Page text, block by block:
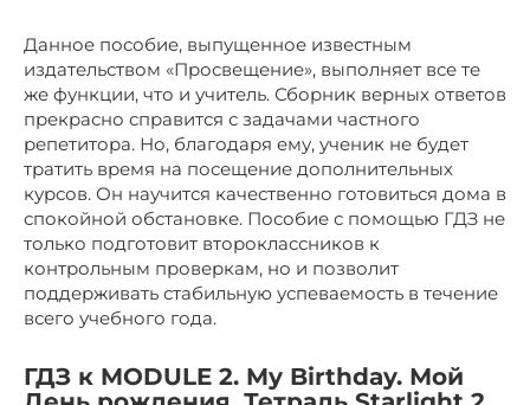
Данное пособие, выпущенное известным
издательством «Просвещение», выполняет все те
же функции, что и учитель. Сборник верных ответов
прекрасно справится с задачами частного
репетитора. Но, благодаря ему, ученик не будет
тратить время на посещение дополнительных
курсов. Он научится качественно готовиться дома в
спокойной обстановке. Пособие с помощью ГДЗ не
только подготовит второклассников к
контрольным проверкам, но и позволит
поддерживать стабильную успеваемость в течение
всего учебного года.
ГДЗ к MODULE 2. My Birthday. Мой